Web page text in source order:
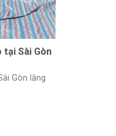
tại Sài Gòn
Gòn lăng